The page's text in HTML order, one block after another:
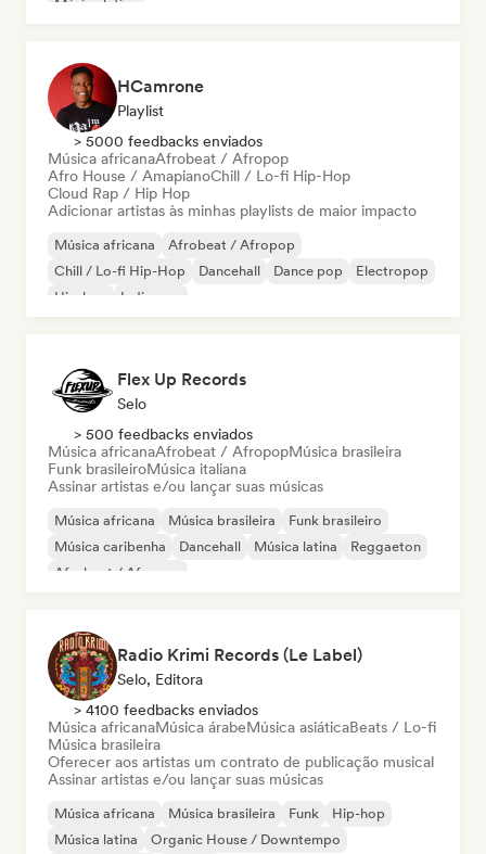
Música latina
HCamrone
Playlist
> 5000 feedbacks enviados
Música africanaAfrobeat / Afropop
Afro House / AmapianoChill / Lo-fi Hip-Hop
Cloud Rap / Hip Hop
Adicionar artistas às minhas playlists de maior impacto
Música africana
Afrobeat / Afropop
Chill / Lo-fi Hip-Hop
Dancehall Dance pop
Electropop
Hip-hop
Indie pop
Flex Up Records
Selo
> 500 feedbacks enviados
Música africanaAfrobeat / AfropopMúsica brasileira
Funk brasileiroMúsica italiana
Assinar artistas e/ou lançar suas músicas
Música africana Música brasileira
Funk brasileiro
Música caribenha
Dancehall Música latina
Reggaeton
Afrobeat / Afropop
Radio Krimi Records (Le Label)
Selo, Editora
> 4100 feedbacks enviados
Música africanaMúsica árabeMúsica asiáticaBeats / Lo-fi
Música brasileira
Oferecer aos artistas um contrato de publicação musical
Assinar artistas e/ou lançar suas músicas
Música africana Música brasileira Funk
Hip-hop
Música latina
Organic House / Downtempo